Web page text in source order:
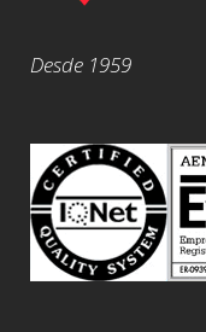
Desde 1959